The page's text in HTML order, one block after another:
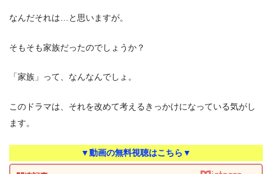
なんだそれは…と思いますが。
そもそも家族だったのでしょうか？
「家族」って、なんなんでしょ。
このドラマは、それを改めて考えるきっかけになっている気がし
ます。
▼動画の無料視聴はこちら▼